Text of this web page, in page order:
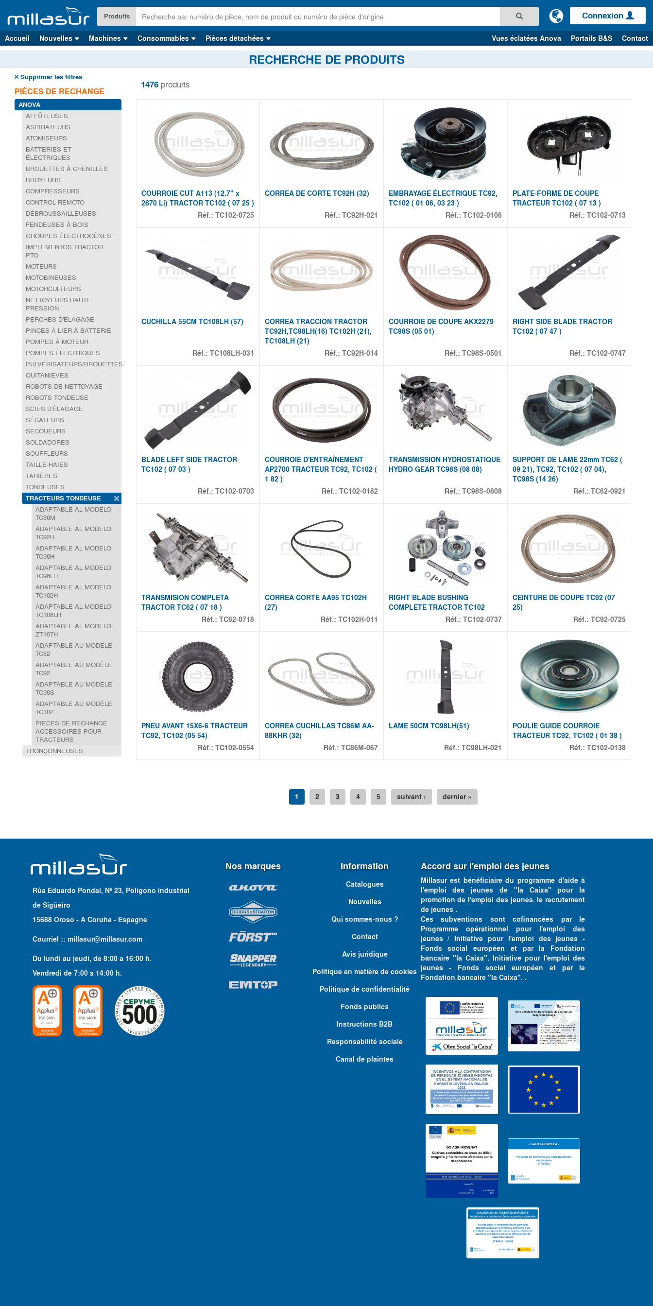
main
content
Produits Connexion
Accueil Nouvelles Machines Consommables Pièces détachées Vues éclatées Anova Portails B&S Contact
RECHERCHE DE PRODUITS
Supprimer les filtres
PIÈCES DE RECHANGE
ANOVA
AFFÛTEUSES
ASPIRATEURS
ATOMISEURS
BATTERIES ET
ÉLECTRIQUES
BROUETTES À CHENILLES
BROYEURS
COMPRESSEURS
CONTROL REMOTO
DÉBROUSSAILLEUSES
FENDEUSES À BOIS
GROUPES ÉLECTROGÈNES
IMPLEMENTOS TRACTOR
PTO
MOTEURS
MOTOBINEUSES
MOTORCULTEURS
NETTOYEURS HAUTE
PRESSION
PERCHES D'ÉLAGAGE
PINCES À LIER À BATTERIE
POMPES À MOTEUR
POMPES ÉLECTRIQUES
PULVÉRISATEURS/BROUETTES
QUITANIEVES
ROBOTS DE NETTOYAGE
ROBOTS TONDEUSE
SCIES D'ÉLAGAGE
SÉCATEURS
SECOUEURS
SOLDADORES
SOUFFLEURS
TAILLE-HAIES
TARIÈRES
TONDEUSES
TRACTEURS TONDEUSE
ADAPTABLE AL MODELO
TC86M
ADAPTABLE AL MODELO
TC92H
ADAPTABLE AL MODELO
TC98H
ADAPTABLE AL MODELO
TC98LH
ADAPTABLE AL MODELO
TC102H
ADAPTABLE AL MODELO
TC108LH
ADAPTABLE AL MODELO
ZT107H
ADAPTABLE AU MODÈLE
TC62
ADAPTABLE AU MODÈLE
TC92
ADAPTABLE AU MODÈLE
TC98S
ADAPTABLE AU MODÈLE
TC102
PIÈCES DE RECHANGE
ACCESSOIRES POUR
TRACTEURS
TRONÇONNEUSES
1476produits
COURROIE CUT A113 (12.7" x
2870 Li) TRACTOR TC102 ( 07 25 )
Réf.:TC102-0725
CORREA DE CORTE TC92H (32)
Réf.:TC92H-021
EMBRAYAGE ÉLECTRIQUE TC92,
TC102 ( 01 06, 03 23 )
Réf.:TC102-0106
PLATE-FORME DE COUPE
TRACTEUR TC102 ( 07 13 )
Réf.: TC102-0713
CUCHILLA 55CM TC108LH (57)
Réf.:TC108LH-031
CORREA TRACCION TRACTOR
TC92H,TC98LH(16) TC102H (21),
TC108LH (21)
Réf.:TC92H-014
COURROIE DE COUPE AKX2279
TC98S (05 01)
Réf.:TC98S-0501
RIGHT SIDE BLADE TRACTOR
TC102 ( 07 47 )
Réf.: TC102-0747
BLADE LEFT SIDE TRACTOR
TC102 ( 07 03 )
Réf.:TC102-0703
COURROIE D'ENTRAÎNEMENT
AP2700 TRACTEUR TC92, TC102 (
1 82 )
Réf.:TC102-0182
TRANSMISSION HYDROSTATIQUE
HYDRO GEAR TC98S (08 08)
Réf.:TC98S-0808
SUPPORT DE LAME 22mm TC62 (
09 21), TC92, TC102 ( 07 04),
TC98S (14 26)
Réf.: TC62-0921
TRANSMISION COMPLETA
TRACTOR TC62 ( 07 18 )
Réf.:TC62-0718
CORREA CORTE AA95 TC102H
(27)
Réf.:TC102H-011
RIGHT BLADE BUSHING
COMPLETE TRACTOR TC102
Réf.:TC102-0737
CEINTURE DE COUPE TC92 (07
25)
Réf.: TC92-0725
PNEU AVANT 15X6-6 TRACTEUR
TC92, TC102 (05 54)
Réf.:TC102-0554
CORREA CUCHILLAS TC86M AA-
88KHR (32)
Réf.:TC86M-067
LAME 50CM TC98LH(51)
Réf.:TC98LH-021
POULIE GUIDE COURROIE
TRACTEUR TC92, TC102 ( 01 38 )
Réf.: TC102-0138
1 2 3 4 5 suivant › dernier »
Rúa Eduardo Pondal, Nº 23, Polígono industrial
de Sigüeiro
15688 Oroso - A Coruña - Espagne
Courriel ::millasur@millasur.com
Du lundi au jeudi, de8:00 a 16:00 h.
Vendredi de7:00 a 14:00 h.
Nos marques Information
Catalogues
Nouvelles
Qui sommes-nous ?
Contact
Avis juridique
Politique en matière de cookies
Politique de confidentialité
Fonds publics
Instructions B2B
Responsabilité sociale
Canal de plaintes
Accord sur l'emploi des jeunes
Millasur est bénéficiaire du programme d'aide à
l'emploi des jeunes de "la Caixa" pour la
promotion de l'emploi des jeunes. le recrutement
de jeunes .
Ces subventions sont cofinancées par le
Programme opérationnel pour l'emploi des
jeunes / Initiative pour l'emploi des jeunes -
Fonds social européen et par la Fondation
bancaire "la Caixa". Initiative pour l'emploi des
jeunes - Fonds social européen et par la
Fondation bancaire "la Caixa". .